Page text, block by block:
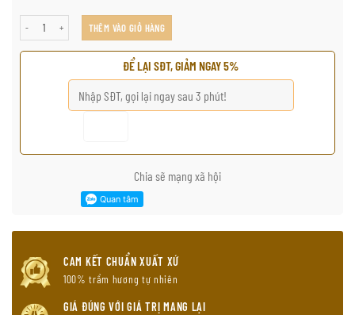
天然沉香木吊坠 số lượngTHÊM VÀO GIỎ HÀNG
ĐỂ LẠI SĐT, GIẢM NGAY 5%
Chia sẽ mạng xã hội
CAM KẾT CHUẨN XUẤT XỨ
100% trầm hương tự nhiên
GIÁ ĐÚNG VỚI GIÁ TRỊ MANG LẠI